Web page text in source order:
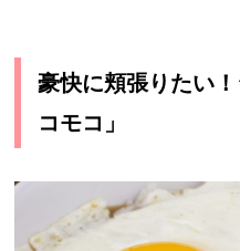
豪快に頬張りたい
コモコ」